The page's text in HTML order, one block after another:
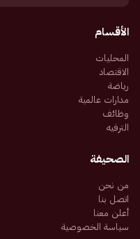
الأقسام
المحليات
الاقتصاد
رياضة
مدارات عالمية
وظائف
الترفيه
الصحيفة
من نحن
اتصل بنا
أعلن معنا
سياسة الخصوصية